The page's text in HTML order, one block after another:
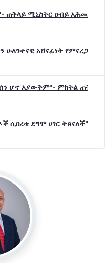
ሚኒስትር ዐብይ አሕመድ (ዶ/
አሸናፊነት
ሆኖ አያውቅም"- ምክትል ጠቅላይ
ሲበረቱ ደግሞ ሀገር ትጸናለች"-